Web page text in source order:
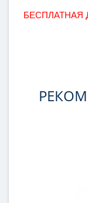
БЕСПЛАТНАЯ